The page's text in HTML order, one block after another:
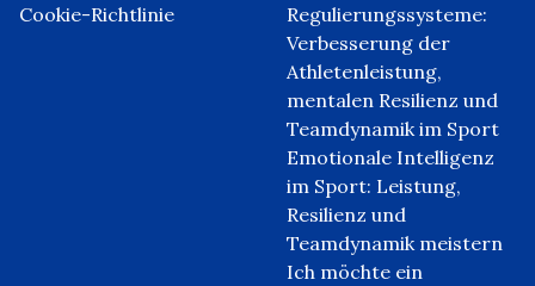
Cookie-Richtlinie
Regulierungssysteme:
Verbesserung der
Athletenleistung,
mentalen Resilienz und
Teamdynamik im Sport
Emotionale Intelligenz
im Sport: Leistung,
Resilienz und
Teamdynamik meistern
Ich möchte ein